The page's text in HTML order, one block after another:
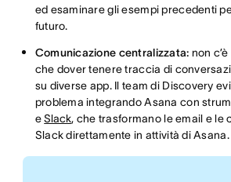
ed esaminare gli esempi precedenti
futuro.
Comunicazione centralizzata: non
che dover tenere traccia di
su diverse app. Il team di Discovery
problema integrando Asana con
eSlack, che trasformano le email e le
Slack direttamente in attività di Asana.